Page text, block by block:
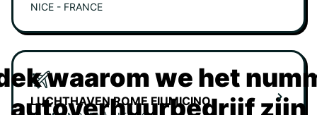
NICE - FRANCE
LUCHTHAVEN ROME FIUMICINO
waarom we het
autoverhuurbedrijf zijn